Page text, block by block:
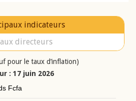
indicateurs
directeurs
pour le taux d’inflation)
: 17 juin 2026
Fcfa